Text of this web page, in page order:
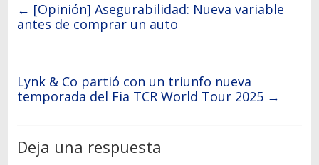
← [Opinión] Asegurabilidad: Nueva variable
antes de comprar un auto
Lynk & Co partió con un triunfo nueva
temporada del Fia TCR World Tour 2025 →
Deja una respuesta